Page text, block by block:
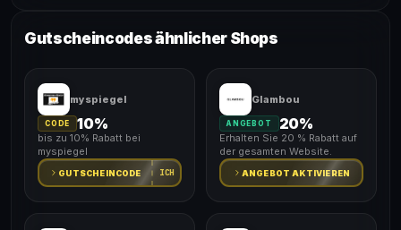
Gutscheincodes ähnlicher Shops
myspiegel
CODE 10%
bis zu 10% Rabatt bei
myspiegel
GUTSCHEINCODE ICH
Glambou
ANGEBOT 20%
Erhalten Sie 20 % Rabatt auf
der gesamten Website.
ANGEBOT AKTIVIEREN